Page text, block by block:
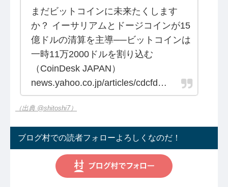
まだビットコインに未来たくします
か？ イーサリアムとドージコインが15
億ドルの清算を主導──ビットコインは
一時11万2000ドルを割り込む
（CoinDesk JAPAN）
news.yahoo.co.jp/articles/cdcfd…
（出典 @shitoshi7）
ブログ村での読者フォローよろしくなのだ！